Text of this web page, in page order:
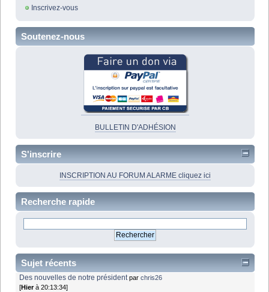
Inscrivez-vous
Soutenez-nous
BULLETIN D'ADHÉSION
S'inscrire
INSCRIPTION AU FORUM ALARME cliquez ici
Recherche rapide
Sujet récents
Des nouvelles de notre président parchris26
[Hierà 20:13:34]